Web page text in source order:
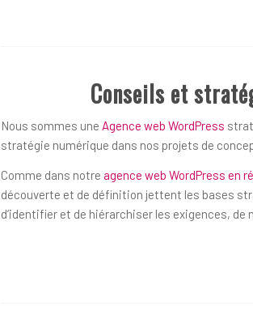
Conseils et
Nous sommes une Agence web WordPress
stratégie numérique dans nos projets de
Comme dans notre agence web WordPress en
découverte et de définition jettent les bases
d’identifier et de hiérarchiser les exigences,